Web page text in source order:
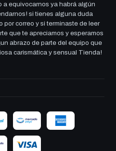
a equivocarnos ya habrá algún
si tienes alguna duda
correo y si terminaste de leer
que te apreciamos y esperamos
abrazo de parte del equipo que
carismática y sensual Tienda!